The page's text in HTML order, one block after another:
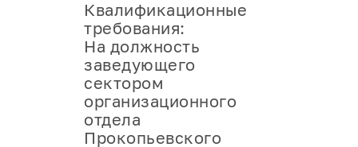
Квалификационные
требования:
На должность
заведующего
сектором
организационного
отдела
Прокопьевского